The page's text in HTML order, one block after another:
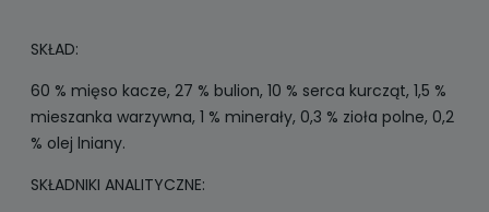
SKŁAD:
60 % mięso kacze, 27 % bulion, 10 % serca kurcząt, 1,5 %
mieszanka warzywna, 1 % minerały, 0,3 % zioła polne, 0,2
% olej lniany.
SKŁADNIKI ANALITYCZNE: